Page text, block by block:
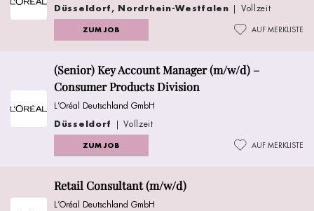
Düsseldorf, Nordrhein-Westfalen | Vollzeit
ZUM JOB AUF MERKLISTE
(Senior) Key Account Manager (m/w/d) –
Consumer Products Division
L’Oréal Deutschland GmbH
Düsseldorf | Vollzeit
ZUM JOB AUF MERKLISTE
Retail Consultant (m/w/d)
L’Oréal Deutschland GmbH